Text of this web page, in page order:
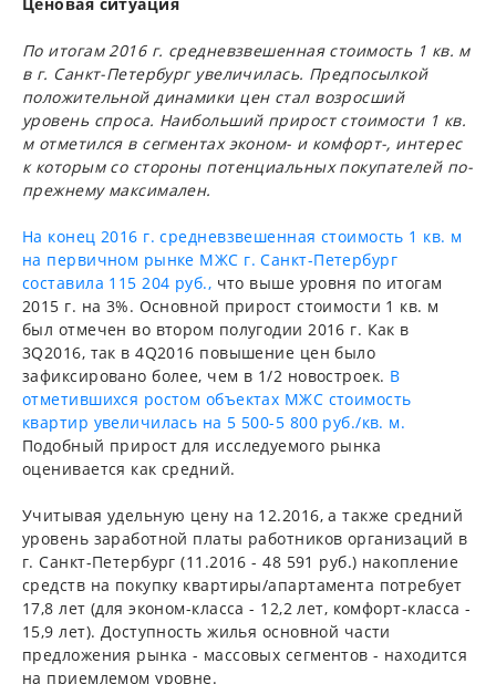
По итогам 2016 г. средневзвешенная стоимость 1 кв. м
в г. Санкт-Петербург увеличилась. Предпосылкой
положительной динамики цен стал возросший
уровень спроса. Наибольший прирост стоимости 1 кв.
м отметился в сегментах эконом- и комфорт-, интерес
к которым со стороны потенциальных покупателей по-
прежнему максимален.
На конец 2016 г. средневзвешенная стоимость 1 кв. м
на первичном рынке МЖС г. Санкт-Петербург
составила 115 204 руб., что выше уровня по итогам
2015 г. на 3%. Основной прирост стоимости 1 кв. м
был отмечен во втором полугодии 2016 г. Как в
3Q2016, так в 4Q2016 повышение цен было
зафиксировано более, чем в 1/2 новостроек. В
отметившихся ростом объектах МЖС стоимость
квартир увеличилась на 5 500-5 800 руб./кв. м.
Подобный прирост для исследуемого рынка
оценивается как средний.
Учитывая удельную цену на 12.2016, а также средний
уровень заработной платы работников организаций в
г. Санкт-Петербург (11.2016 - 48 591 руб.) накопление
средств на покупку квартиры/апартамента потребует
17,8 лет (для эконом-класса - 12,2 лет, комфорт-класса -
15,9 лет). Доступность жилья основной части
предложения рынка - массовых сегментов - находится
на приемлемом уровне.